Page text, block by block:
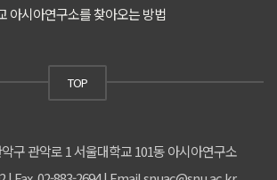
아시아연구소를 찾아오는 방법
TOP
구 관악로 1 서울대학교 101동 아시아연구소